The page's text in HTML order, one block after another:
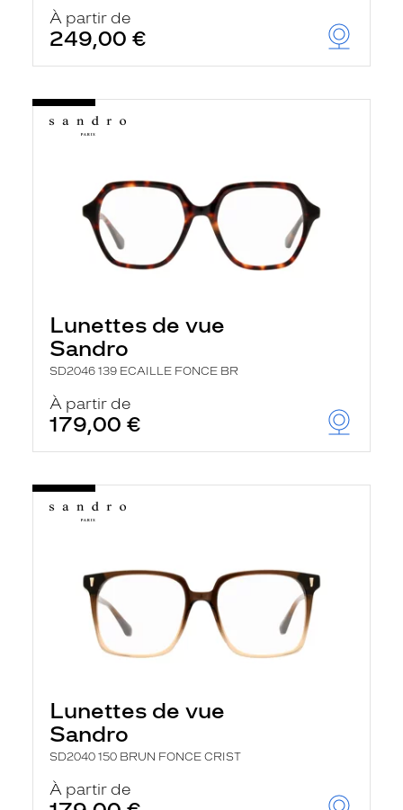
À partir de
249,00 €
Lunettes de vue
Sandro
SD2046 139 ECAILLE FONCE BR
À partir de
179,00 €
Lunettes de vue
Sandro
SD2040 150 BRUN FONCE CRIST
À partir de